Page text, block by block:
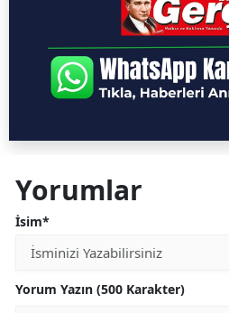
Yorumlar
İsim*
Yorum Yazın (500 Karakter)